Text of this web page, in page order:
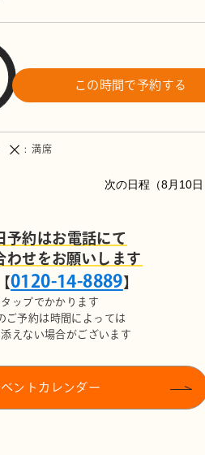
この時間で予約する
8月10日
満席
予約はお電話にて
わせをお願いします
0120-14-8889】
ップでかかります
ご予約は時間によっては
えない場合がございます
ントカレンダー